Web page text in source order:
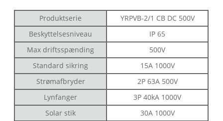
Produktserie
YRPVB-2/1 CB DC 500V
Beskyttelsesniveau
IP 65
Max driftsspænding
500V
Standard sikring
15A 1000V
Strømafbryder
2P 63A 500V
Lynfanger
3P 40kA 1000V
Solar stik
30A 1000V